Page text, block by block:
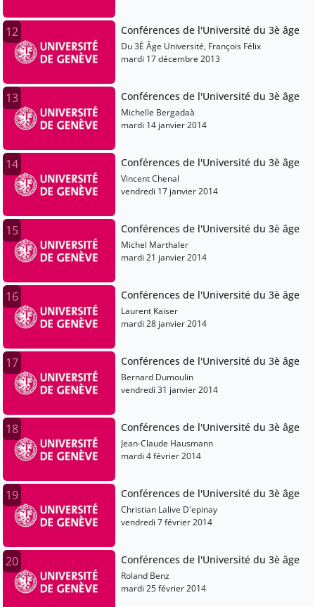
12 Conférences de l'Université du 3è âge
Du 3È Âge Université, François Félix
mardi 17 décembre 2013
13 Conférences de l'Université du 3è âge
Michelle Bergadaà
mardi 14 janvier 2014
14 Conférences de l'Université du 3è âge
Vincent Chenal
vendredi 17 janvier 2014
15 Conférences de l'Université du 3è âge
Michel Marthaler
mardi 21 janvier 2014
16 Conférences de l'Université du 3è âge
Laurent Kaiser
mardi 28 janvier 2014
17 Conférences de l'Université du 3è âge
Bernard Dumoulin
vendredi 31 janvier 2014
18 Conférences de l'Université du 3è âge
Jean-Claude Hausmann
mardi 4 février 2014
19 Conférences de l'Université du 3è âge
Christian Lalive D'epinay
vendredi 7 février 2014
20 Conférences de l'Université du 3è âge
Roland Benz
mardi 25 février 2014